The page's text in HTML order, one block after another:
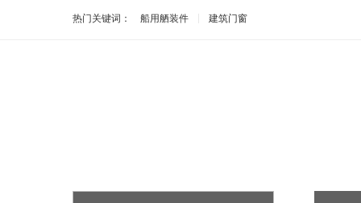
热门关键词： 船用舾装件 建筑门窗